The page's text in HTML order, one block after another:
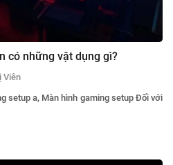
có những vật dụng gì?
Viên
setup a, Màn hình gaming setup Đối với